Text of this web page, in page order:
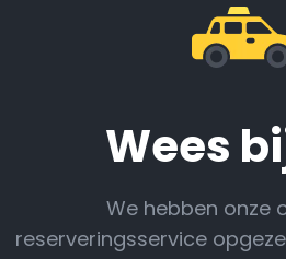
Wees
We hebben onze
reserveringsservice